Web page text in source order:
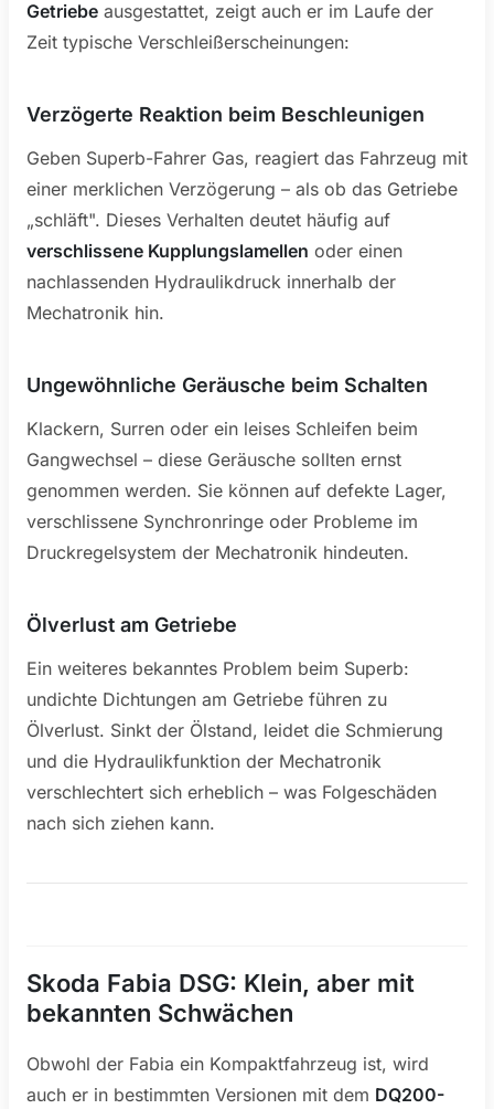
Getriebe ausgestattet, zeigt auch er im Laufe der
Zeit typische Verschleißerscheinungen:
Verzögerte Reaktion beim Beschleunigen
Geben Superb-Fahrer Gas, reagiert das Fahrzeug mit
einer merklichen Verzögerung – als ob das Getriebe
„schläft". Dieses Verhalten deutet häufig auf
verschlissene Kupplungslamellen oder einen
nachlassenden Hydraulikdruck innerhalb der
Mechatronik hin.
Ungewöhnliche Geräusche beim Schalten
Klackern, Surren oder ein leises Schleifen beim
Gangwechsel – diese Geräusche sollten ernst
genommen werden. Sie können auf defekte Lager,
verschlissene Synchronringe oder Probleme im
Druckregelsystem der Mechatronik hindeuten.
Ölverlust am Getriebe
Ein weiteres bekanntes Problem beim Superb:
undichte Dichtungen am Getriebe führen zu
Ölverlust. Sinkt der Ölstand, leidet die Schmierung
und die Hydraulikfunktion der Mechatronik
verschlechtert sich erheblich – was Folgeschäden
nach sich ziehen kann.
Skoda Fabia DSG: Klein, aber mit
bekannten Schwächen
Obwohl der Fabia ein Kompaktfahrzeug ist, wird
auch er in bestimmten Versionen mit dem DQ200-